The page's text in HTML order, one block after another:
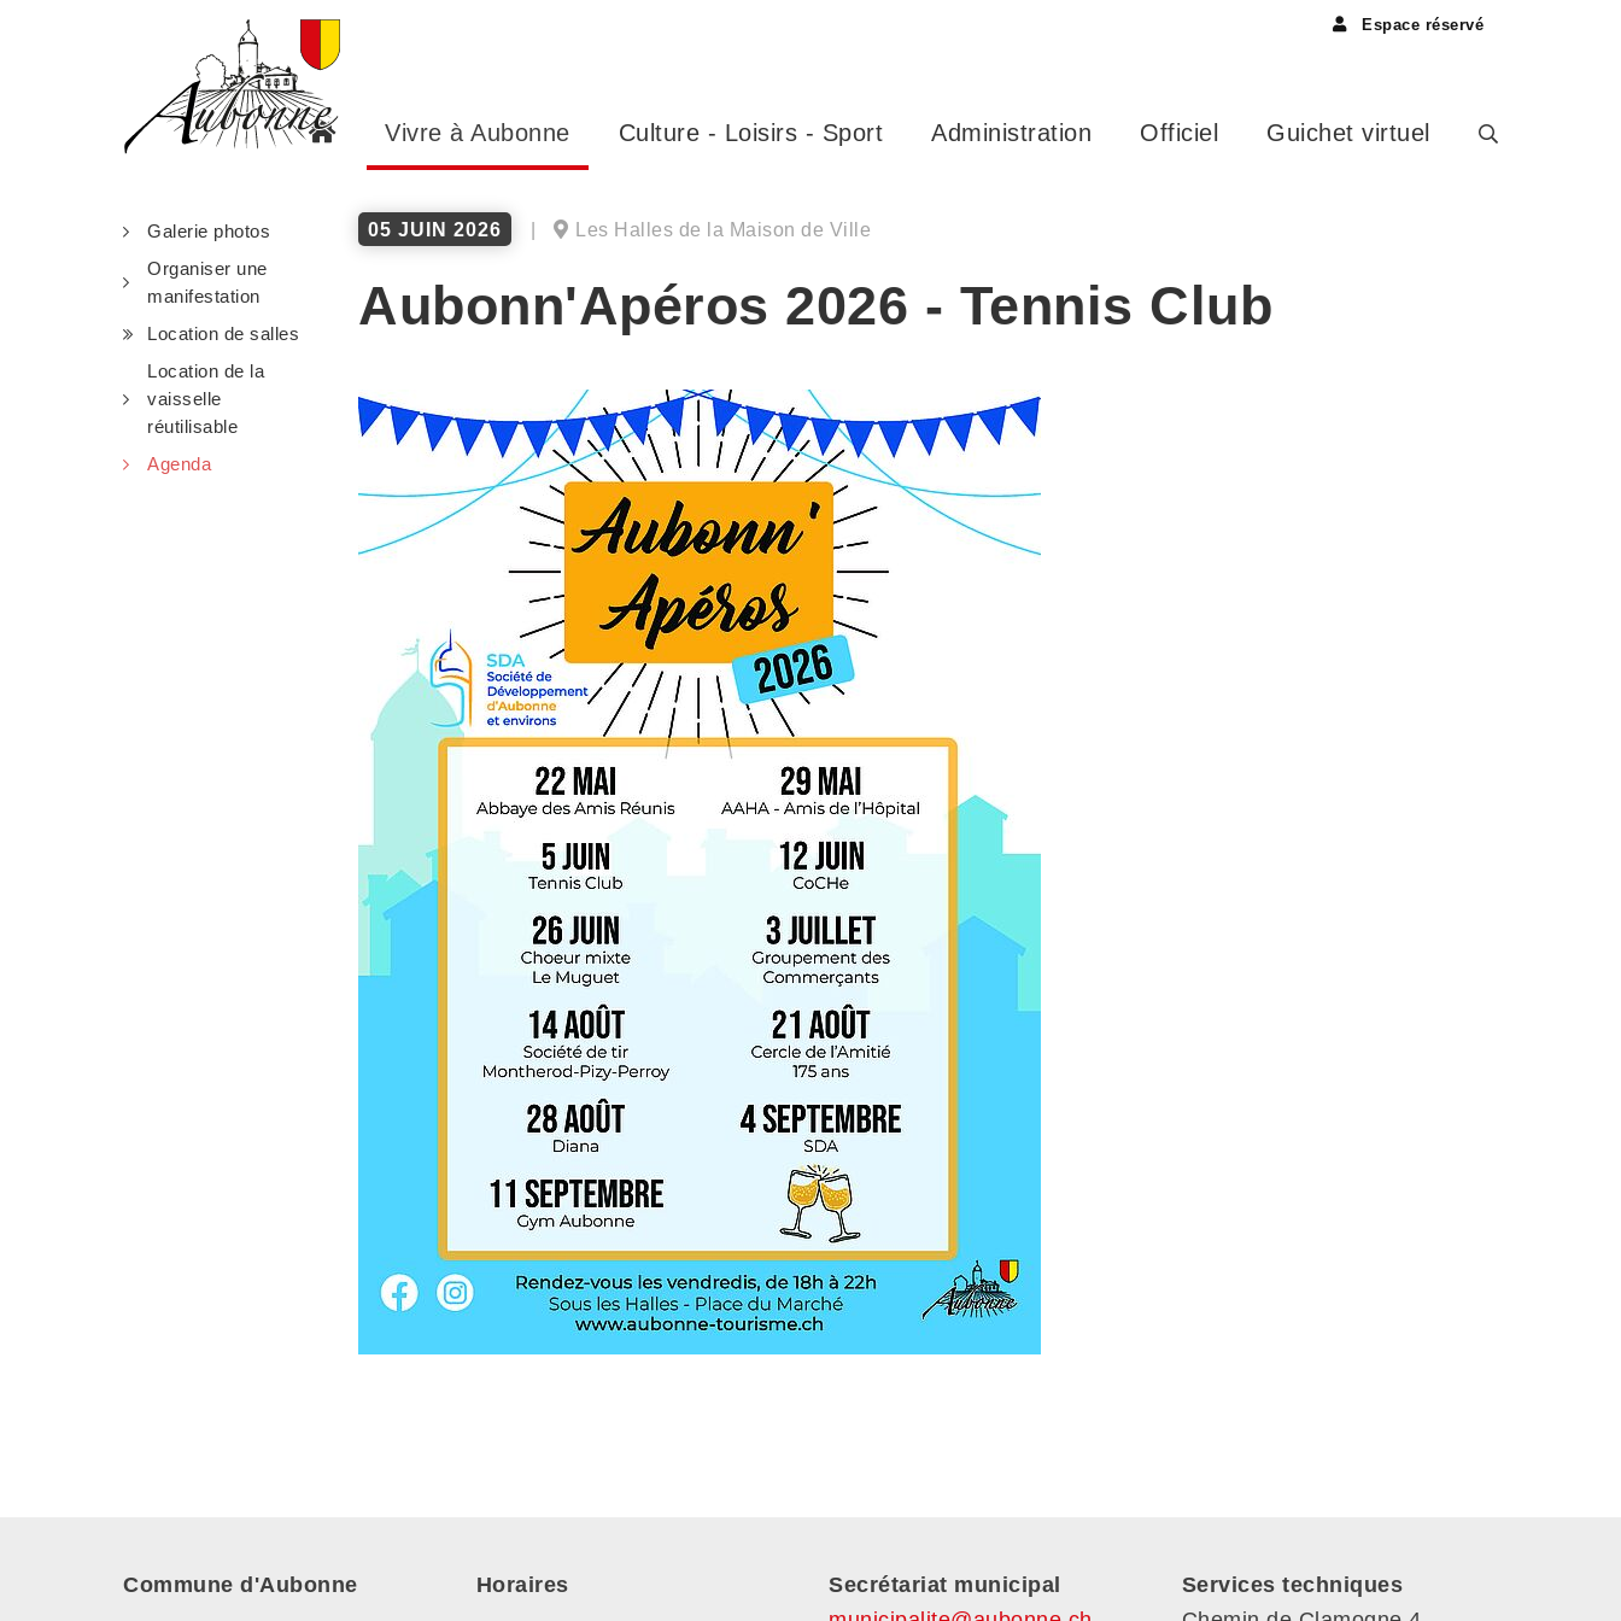
Espace réservé
Vivre à Aubonne Culture - Loisirs - Sport Administration Officiel Guichet virtuel
Galerie photos
Organiser une
manifestation
Location de salles
Location de la
vaisselle
réutilisable
Agenda
05 JUIN 2026 Les Halles de la Maison de Ville
Aubonn'Apéros 2026 - Tennis Club
Commune d'Aubonne Horaires
Secrétariat municipal
Services techniques